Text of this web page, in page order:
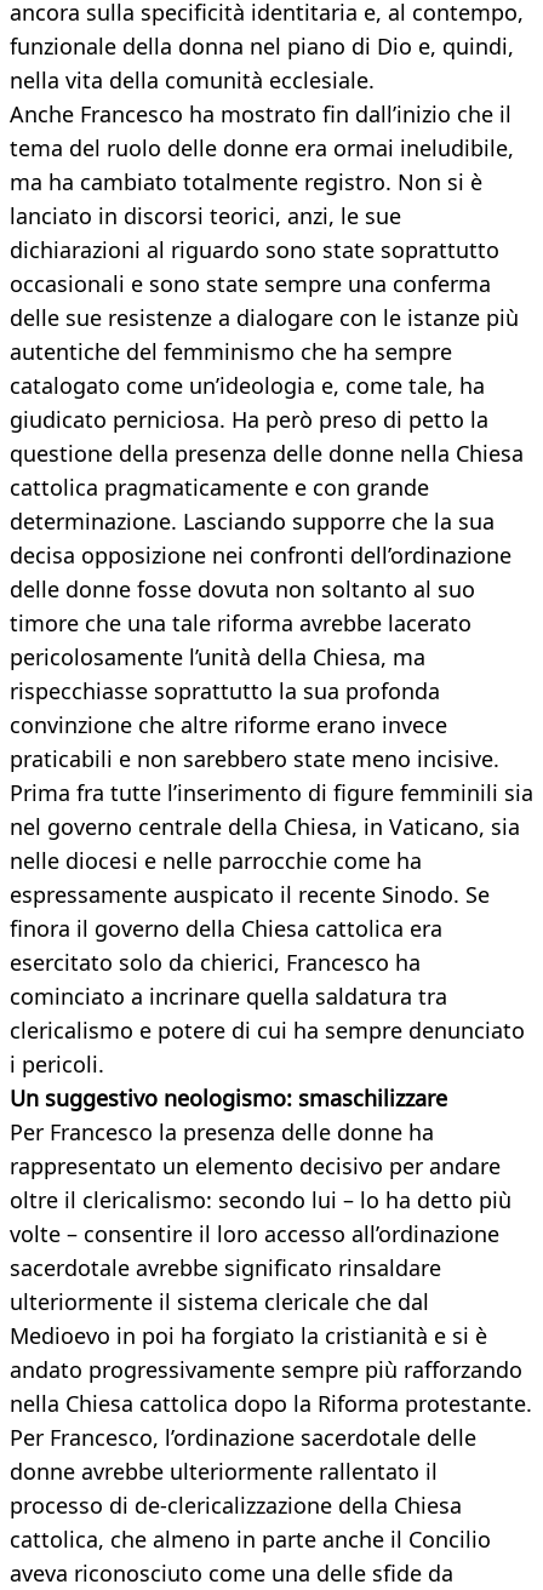
ancora sulla specificità identitaria e, al contempo,
funzionale della donna nel piano di Dio e, quindi,
nella vita della comunità ecclesiale.
Anche Francesco ha mostrato fin dall’inizio che il
tema del ruolo delle donne era ormai ineludibile,
ma ha cambiato totalmente registro. Non si è
lanciato in discorsi teorici, anzi, le sue
dichiarazioni al riguardo sono state soprattutto
occasionali e sono state sempre una conferma
delle sue resistenze a dialogare con le istanze più
autentiche del femminismo che ha sempre
catalogato come un’ideologia e, come tale, ha
giudicato perniciosa. Ha però preso di petto la
questione della presenza delle donne nella Chiesa
cattolica pragmaticamente e con grande
determinazione. Lasciando supporre che la sua
decisa opposizione nei confronti dell’ordinazione
delle donne fosse dovuta non soltanto al suo
timore che una tale riforma avrebbe lacerato
pericolosamente l’unità della Chiesa, ma
rispecchiasse soprattutto la sua profonda
convinzione che altre riforme erano invece
praticabili e non sarebbero state meno incisive.
Prima fra tutte l’inserimento di figure femminili sia
nel governo centrale della Chiesa, in Vaticano, sia
nelle diocesi e nelle parrocchie come ha
espressamente auspicato il recente Sinodo. Se
finora il governo della Chiesa cattolica era
esercitato solo da chierici, Francesco ha
cominciato a incrinare quella saldatura tra
clericalismo e potere di cui ha sempre denunciato
i pericoli.
Un suggestivo neologismo: smaschilizzare
Per Francesco la presenza delle donne ha
rappresentato un elemento decisivo per andare
oltre il clericalismo: secondo lui – lo ha detto più
volte – consentire il loro accesso all’ordinazione
sacerdotale avrebbe significato rinsaldare
ulteriormente il sistema clericale che dal
Medioevo in poi ha forgiato la cristianità e si è
andato progressivamente sempre più rafforzando
nella Chiesa cattolica dopo la Riforma protestante.
Per Francesco, l’ordinazione sacerdotale delle
donne avrebbe ulteriormente rallentato il
processo di de-clericalizzazione della Chiesa
cattolica, che almeno in parte anche il Concilio
aveva riconosciuto come una delle sfide da